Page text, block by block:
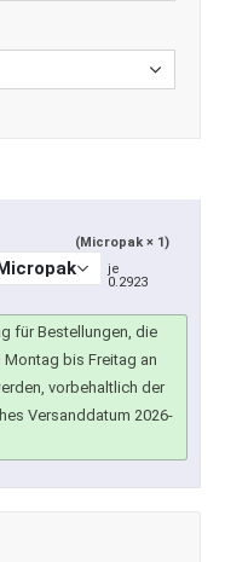
(Micropak × 1)
je
0.2923
für Bestellungen, die
Montag bis Freitag an
vorbehaltlich der
Versanddatum 2026-